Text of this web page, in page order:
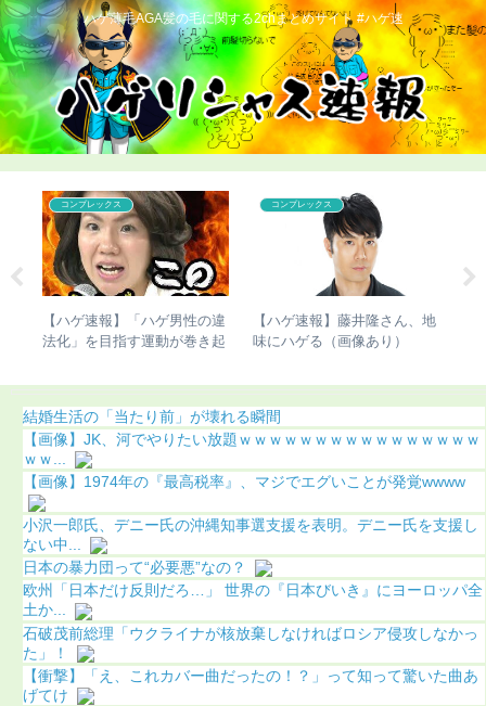
ハゲ薄毛AGA髪の毛に関する2chまとめサイト #ハゲ速
コンプレックス
【ハゲ速報】「ハゲ男性の違
法化」を目指す運動が巻き起
コンプレックス
【ハゲ速報】藤井隆さん、地
味にハゲる（画像あり）
結婚生活の「当たり前」が壊れる瞬間
【画像】JK、河でやりたい放題ｗｗｗｗｗｗｗｗｗｗｗｗｗｗｗｗ
ｗｗ...
【画像】1974年の『最高税率』、マジでエグいことが発覚wwww
小沢一郎氏、デニー氏の沖縄知事選支援を表明。デニー氏を支援し
ない中...
日本の暴力団って“必要悪”なの？
欧州「日本だけ反則だろ…」 世界の『日本びいき』にヨーロッパ全
土か...
石破茂前総理「ウクライナが核放棄しなければロシア侵攻しなかっ
た」！
【衝撃】「え、これカバー曲だったの！？」って知って驚いた曲あ
げてけ